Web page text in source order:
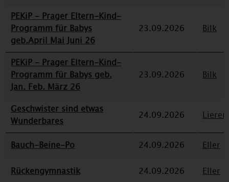
PEKiP - Prager Eltern-Kind-
Programm für Babys
geb.April Mai Juni 26
23.09.2026 Bilk
PEKiP - Prager Eltern-Kind-
Programm für Babys geb.
Jan. Feb. März 26
23.09.2026 Bilk
Geschwister sind etwas
Wunderbares
24.09.2026
Bauch-Beine-Po 24.09.2026 Eller
Rückengymnastik 24.09.2026
Eller